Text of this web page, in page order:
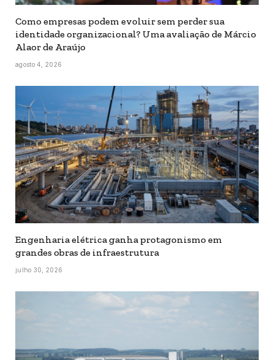
Como empresas podem evoluir sem perder sua
identidade organizacional? Uma avaliação de Márcio
Alaor de Araújo
agosto 4, 2026
Engenharia elétrica ganha protagonismo em
grandes obras de infraestrutura
julho 30, 2026